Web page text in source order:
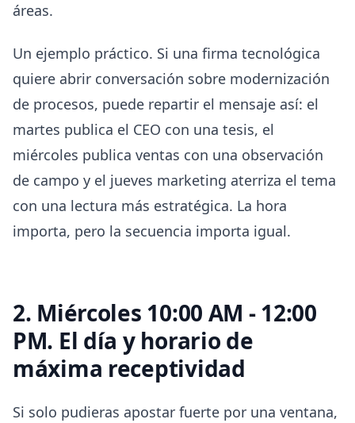
áreas.
Un ejemplo práctico. Si una firma tecnológica
quiere abrir conversación sobre modernización
de procesos, puede repartir el mensaje así: el
martes publica el CEO con una tesis, el
miércoles publica ventas con una observación
de campo y el jueves marketing aterriza el tema
con una lectura más estratégica. La hora
importa, pero la secuencia importa igual.
2. Miércoles 10:00 AM - 12:00
PM. El día y horario de
máxima receptividad
Si solo pudieras apostar fuerte por una ventana,